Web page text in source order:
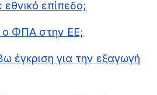
επίπεδο;
ο ΦΠΑ στην ΕΕ;
έγκριση για την εξαγωγή